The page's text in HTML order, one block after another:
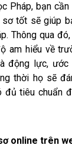
Pháp, bạn
sơ tốt sẽ giúp
Thông qua
am hiểu về
động lực,
thời họ sẽ
đủ tiêu chuẩn
online trên